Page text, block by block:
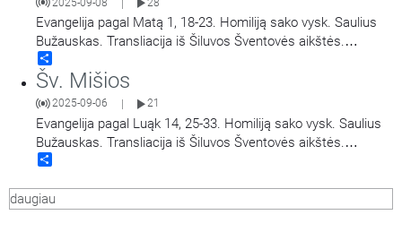
2025-09-08 | 28
Evangelija pagal Matą 1, 18-23. Homiliją sako vysk. Saulius
Bužauskas. Transliacija iš Šiluvos Šventovės aikštės.
Didieji Švč. Mergelės Marijos Gimimo atlaidai.
Šv. Mišios
2025-09-06 21
Evangelija pagal Luąk 14, 25-33. Homiliją sako vysk. Saulius
Bužauskas. Transliacija iš Šiluvos Šventovės aikštės.
Didieji Švč. Mergelės Marijos Gimimo atlaidai.
daugiau